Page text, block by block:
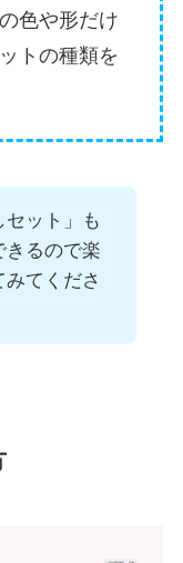
色や形だけ
トの種類を
ット」も
きるので楽
みてくださ